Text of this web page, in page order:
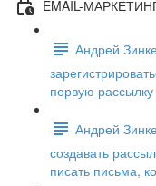
EMAIL-
Андрей
первую рассылку
Андрей
создавать
писать письма,